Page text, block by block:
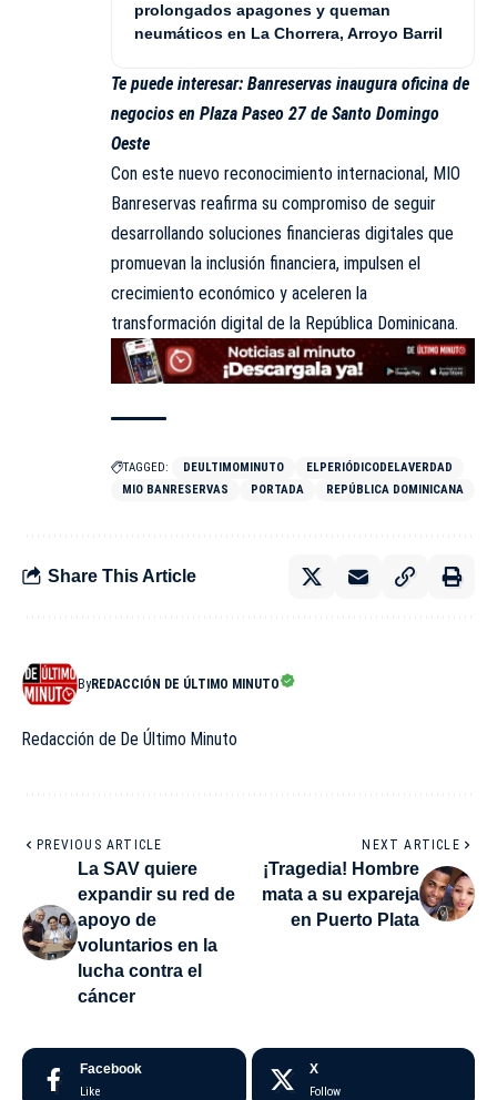
prolongados apagones y queman
neumáticos en La Chorrera, Arroyo Barril
Te puede interesar: Banreservas inaugura oficina de
negocios en Plaza Paseo 27 de Santo Domingo
Oeste
Con este nuevo reconocimiento internacional, MIO
Banreservas reafirma su compromiso de seguir
desarrollando soluciones financieras digitales que
promuevan la inclusión financiera, impulsen el
crecimiento económico y aceleren la
transformación digital de la República Dominicana.
TAGGED: DEULTIMOMINUTO
ELPERIÓDICODELAVERDAD
MIO BANRESERVAS
PORTADA REPÚBLICA DOMINICANA
Share This Article
ByREDACCIÓN DE ÚLTIMO MINUTO
Redacción de De Último Minuto
PREVIOUS ARTICLE
La SAV quiere
expandir su red de
apoyo de
voluntarios en la
lucha contra el
cáncer
NEXT ARTICLE
¡Tragedia! Hombre
mata a su expareja
en Puerto Plata
Facebook
Like
X
Follow